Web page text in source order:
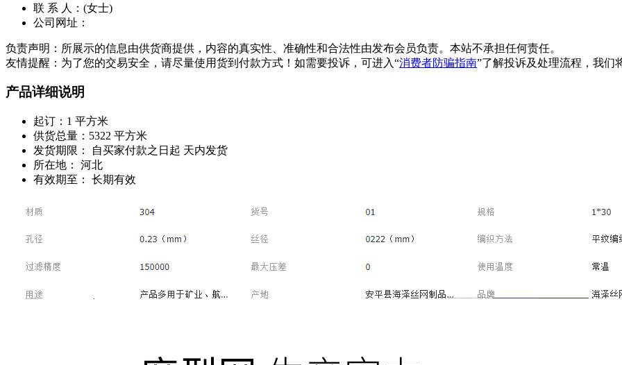
联 系 人： (女士)
公司网址：
负责声明：所展示的信息由供货商提供，内容的真实性、准确性和合法性由发布会员负责。本站不承担任何责任。
友情提醒：为了您的交易安全，请尽量使用货到付款方式！如需要投诉，可进入“消费者防骗指南”了解投诉及处理流程，我们
产品详细说明
起订： 1 平方米
供货总量： 5322 平方米
发货期限：
自买家付款之日起 天内发货
所在地：
河北
有效期至：
长期有效